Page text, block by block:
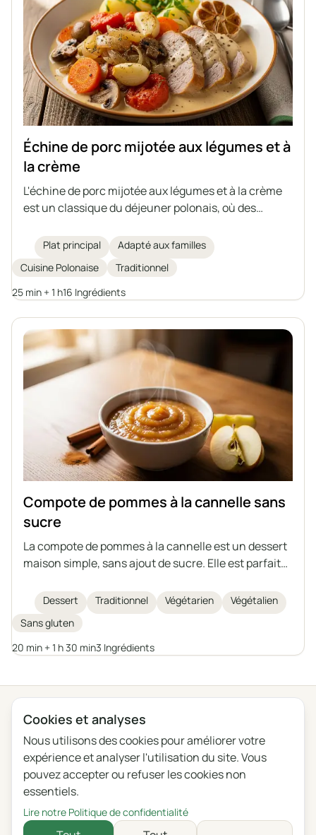
Échine de porc mijotée aux légumes et à
la crème
L'échine de porc mijotée aux légumes et à la crème
est un classique du déjeuner polonais, où des
des champignons, de l'oignon, de l'ail et des tomates
dans une sauce aromatique. Le plat est épaissi avec
de la crème aigre mélangée à de la farine et de la
fécule, sans avoir besoin d'ajouter de bouillon prêt à
apportent une richesse de saveurs. Parfait avec des
pommes de terre, du sarrasin ou une baguette
fraîche.
Plat principal
Adapté aux familles
Cuisine Polonaise
Traditionnel
25 min + 1 h16 Ingrédients
Compote de pommes à la cannelle sans
sucre
La compote de pommes à la cannelle est un dessert
maison simple, sans ajout de sucre. Elle est parfaite
plats. Vous pouvez la préparer à l'avance et la
conserver pendant longtemps.
Dessert Traditionnel Végétarien
Végétalien
Sans gluten
20 min + 1 h 30 min3 Ingrédients
← Toutes les catégories
ConfidentialitéConditionsBlogFeedback
Journal des modificationsParamètres des cookies
English
Polski
Deutsch
Italiano Español Русский
Cookies et analyses
Nous utilisons des cookies pour améliorer votre
expérience et analyser l'utilisation du site. Vous
pouvez accepter ou refuser les cookies non
essentiels.
Lire notre Politique de confidentialité